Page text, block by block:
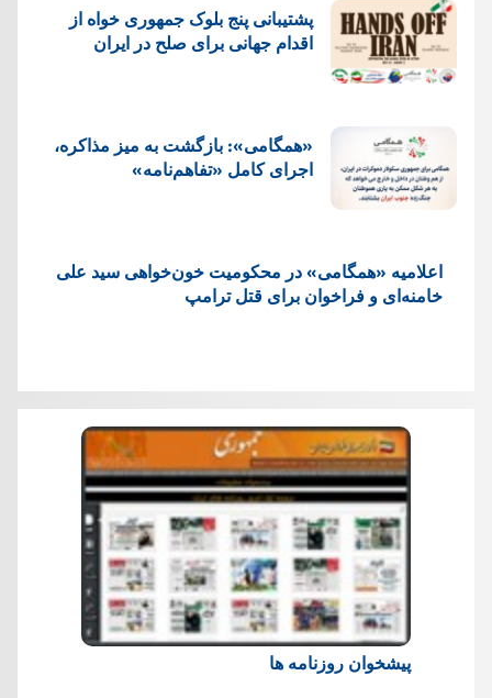
پشتيبانی پنج بلوک جمهوری خواه از
اقدام جهانی برای صلح در ایران
«همگامی»: بازگشت به میز مذاکره،
اجرای کامل «تفاهم‌نامه»
اعلامیه «همگامی» در محکومیت خون‌خواهی سید علی
خامنه‌ای و فراخوان برای قتل ترامپ
پیشخوان روزنامه ها